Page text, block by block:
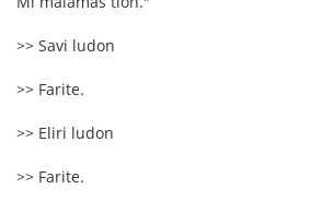
>> Savi ludon
>> Farite.
>> Eliri ludon
>> Farite.